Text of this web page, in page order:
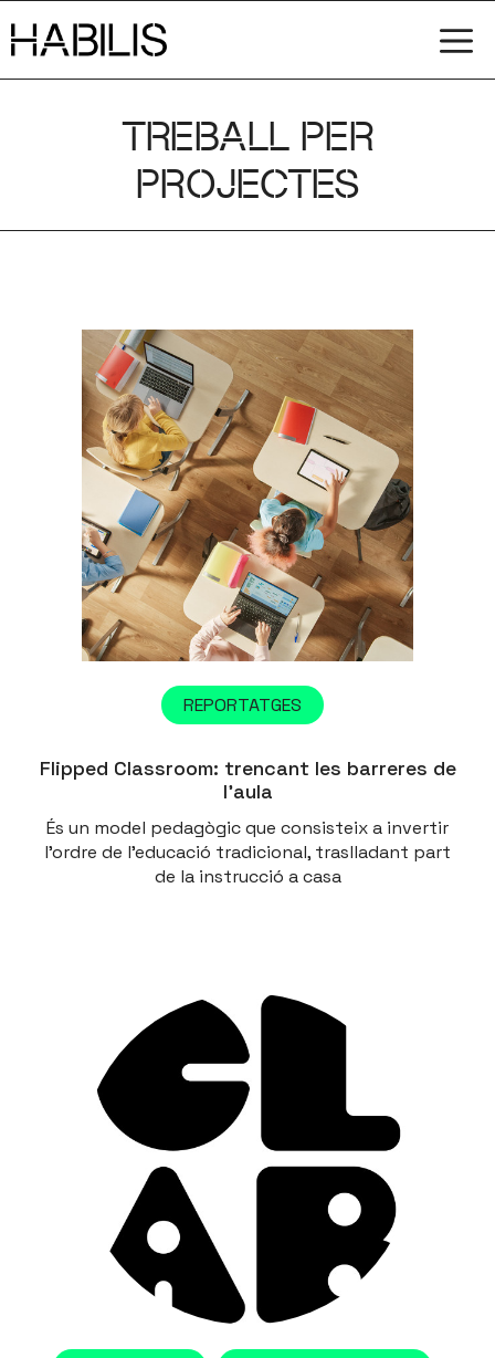
al
TREBALL PER
PROJECTES
REPORTATGES
Flipped Classroom: trencant les barreres de
l’aula
És un model pedagògic que consisteix a invertir
l'ordre de l'educació tradicional, traslladant part
de la instrucció a casa